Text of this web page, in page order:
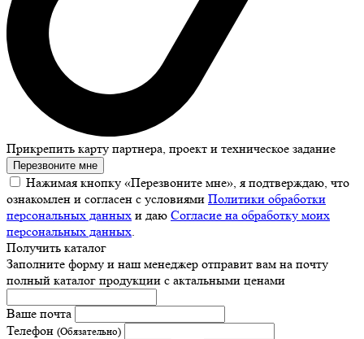
Прикрепить карту партнера, проект и техническое задание
Перезвоните мне
Нажимая кнопку «Перезвоните мне», я подтверждаю, что
ознакомлен и согласен с условиями Политики обработки
персональных данных и даю Согласие на обработку моих
персональных данных
Получить каталог
Заполните форму и наш менеджер отправит вам на почту
полный каталог продукции с актальными ценами
Ваше почта
Телефон (Обязательно)